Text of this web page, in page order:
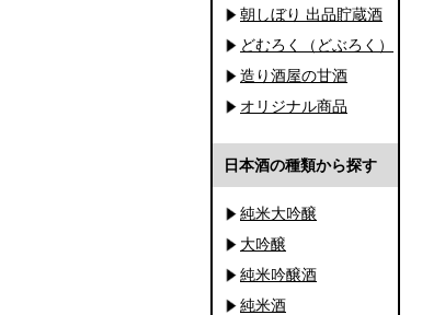
朝しぼり 出品貯蔵酒
どむろく（どぶろく）
造り酒屋の甘酒
オリジナル商品
日本酒の種類から探す
純米大吟醸
大吟醸
純米吟醸酒
純米酒